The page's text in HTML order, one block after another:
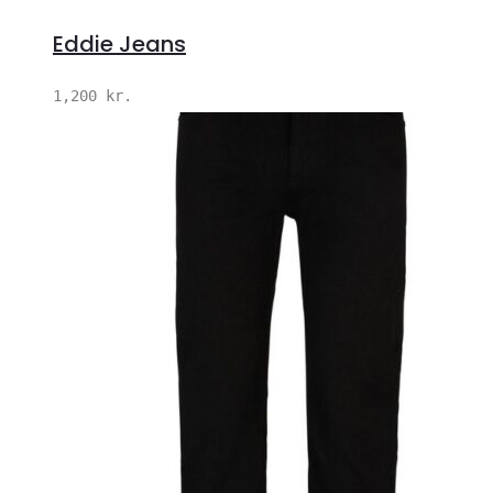
Eddie Jeans
1,200 kr.